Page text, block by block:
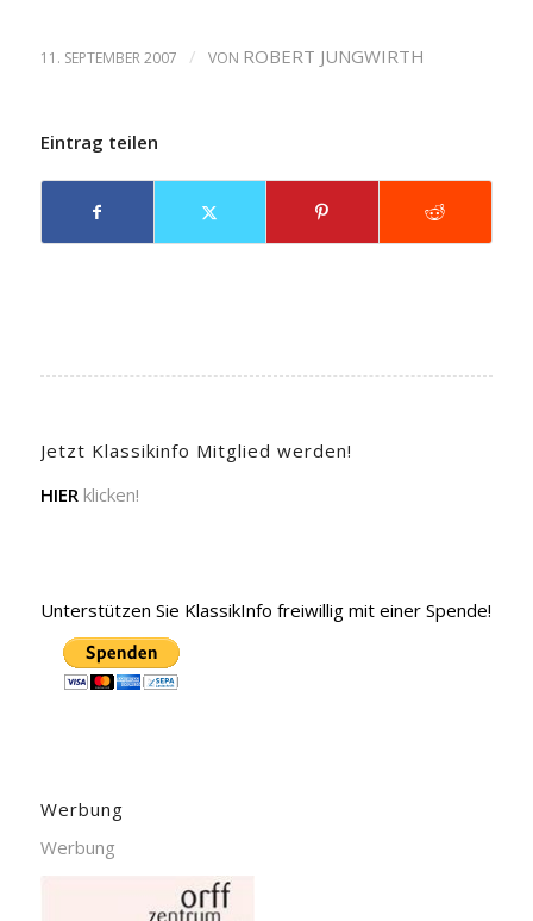
11. SEPTEMBER 2007 / VON ROBERT JUNGWIRTH
Eintrag teilen
Jetzt Klassikinfo Mitglied werden!
HIER klicken!
Unterstützen Sie KlassikInfo freiwillig mit einer Spende!
Werbung
Werbung